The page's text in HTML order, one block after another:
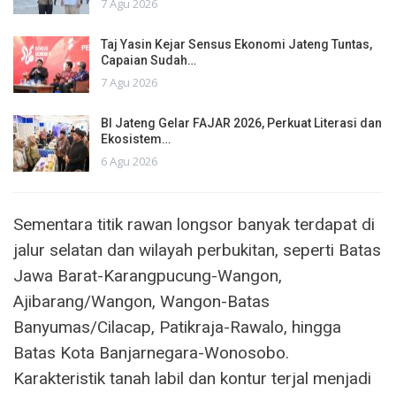
7 Agu 2026
Taj Yasin Kejar Sensus Ekonomi Jateng Tuntas,
Capaian Sudah…
7 Agu 2026
BI Jateng Gelar FAJAR 2026, Perkuat Literasi dan
Ekosistem…
6 Agu 2026
Sementara titik rawan longsor banyak terdapat di
jalur selatan dan wilayah perbukitan, seperti Batas
Jawa Barat-Karangpucung-Wangon,
Ajibarang/Wangon, Wangon-Batas
Banyumas/Cilacap, Patikraja-Rawalo, hingga
Batas Kota Banjarnegara-Wonosobo.
Karakteristik tanah labil dan kontur terjal menjadi